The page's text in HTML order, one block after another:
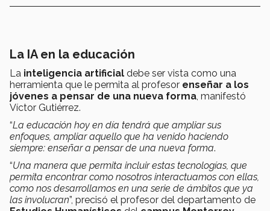
La IA en la educación
La inteligencia artificial debe ser vista como una
herramienta que le permita al profesor enseñar a los
jóvenes a pensar de una nueva forma, manifestó
Víctor Gutiérrez.
“La educación hoy en día tendrá que ampliar sus
enfoques, ampliar aquello que ha venido haciendo
siempre: enseñar a pensar de una nueva forma.
“Una manera que permita incluir estas tecnologías, que
permita encontrar como nosotros interactuamos con ellas,
como nos desarrollamos en una serie de ámbitos que ya
las involucran”, precisó el profesor del departamento de